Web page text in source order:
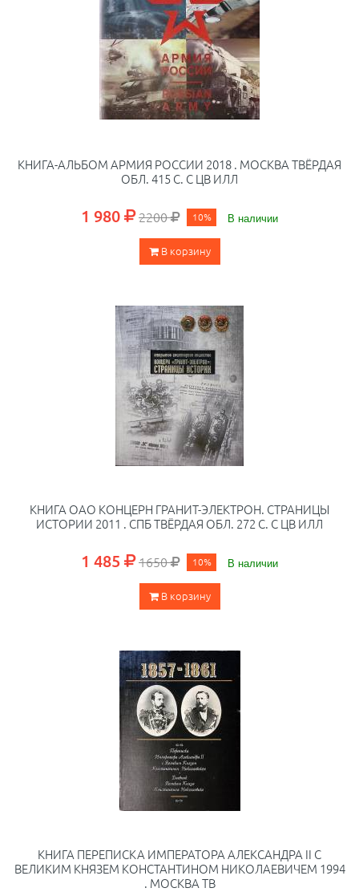
КНИГА-АЛЬБОМ АРМИЯ РОССИИ 2018 . МОСКВА ТВЁРДАЯ
ОБЛ. 415 С. С ЦВ ИЛЛ
1 980 2200 10% В наличии
В корзину
КНИГА ОАО КОНЦЕРН ГРАНИТ-ЭЛЕКТРОН. СТРАНИЦЫ
ИСТОРИИ 2011 . СПБ ТВЁРДАЯ ОБЛ. 272 С. С ЦВ ИЛЛ
1 485 1650 10% В наличии
В корзину
КНИГА ПЕРЕПИСКА ИМПЕРАТОРА АЛЕКСАНДРА II С
ВЕЛИКИМ КНЯЗЕМ КОНСТАНТИНОМ НИКОЛАЕВИЧЕМ 1994
. МОСКВА ТВ